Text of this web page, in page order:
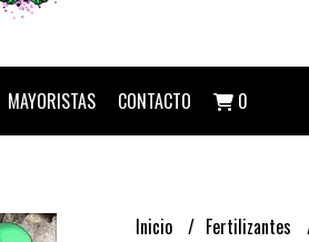
MAYORISTAS CONTACTO 0
Inicio Fertilizantes